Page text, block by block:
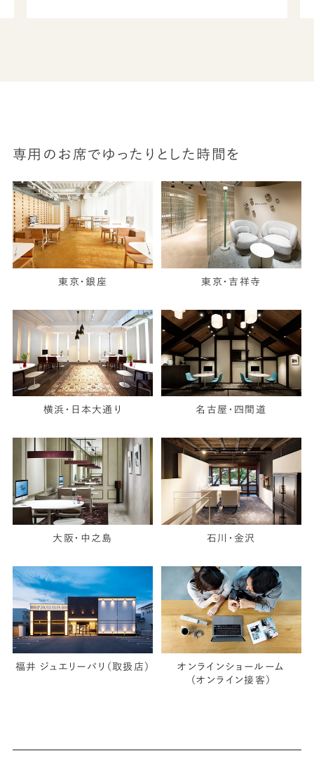
専用のお席でゆったりとした時間を
東京・銀座 東京・吉祥寺
横浜・日本大通り 名古屋・四間道
大阪・中之島 石川・金沢
福井 ジュエリーパリ（取扱店）
オンラインショールーム
（オンライン接客）